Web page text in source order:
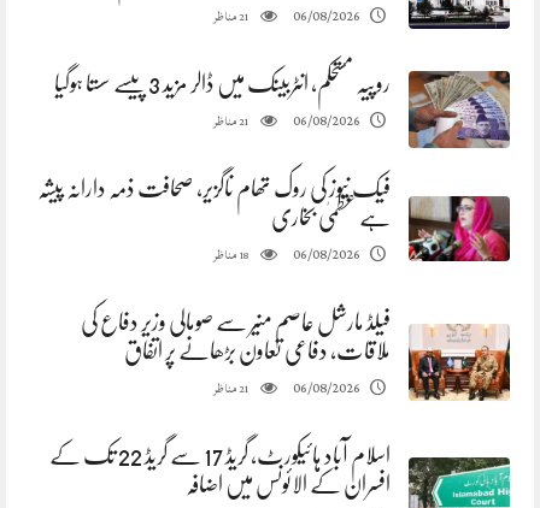
06/08/2026
21مناظر
روپیہ مستحکم، انٹربینک میں ڈالر مزید 3 پیسے سستا ہوگیا
06/08/2026
21مناظر
فیک نیوز کی روک تھام ناگزیر، صحافت ذمہ دارانہ پیشہ
ہے عظمیٰ بخاری
06/08/2026
18مناظر
فیلڈ مارشل عاصم منیر سے صومالی وزیر دفاع کی
ملاقات، دفاعی تعاون بڑھانے پر اتفاق
06/08/2026
21مناظر
اسلام آباد ہائیکورٹ، گریڈ 17 سے گریڈ 22 تک کے
افسران کے الائونس میں اضافہ